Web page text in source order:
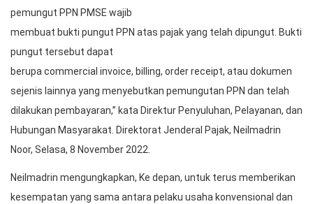
pemungut PPN PMSE wajib
membuat bukti pungut PPN atas pajak yang telah dipungut. Bukti
pungut tersebut dapat
berupa commercial invoice, billing, order receipt, atau dokumen
sejenis lainnya yang menyebutkan pemungutan PPN dan telah
dilakukan pembayaran,” kata Direktur Penyuluhan, Pelayanan, dan
Hubungan Masyarakat. Direktorat Jenderal Pajak, Neilmadrin
Noor, Selasa, 8 November 2022.
Neilmadrin mengungkapkan, Ke depan, untuk terus memberikan
kesempatan yang sama antara pelaku usaha konvensional dan